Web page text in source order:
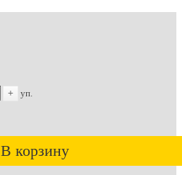
+ уп.
В корзину